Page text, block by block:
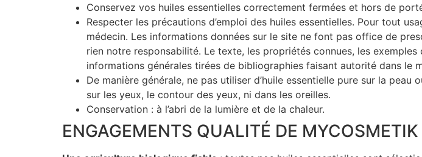
Conservez vos huiles essentielles correctement fermées et hors de
Respecter les précautions d’emploi des huiles essentielles. Pour tout
médecin. Les informations données sur le site ne font pas office de
rien notre responsabilité. Le texte, les propriétés connues, les
informations générales tirées de bibliographies faisant autorité dans le
De manière générale, ne pas utiliser d’huile essentielle pure sur la
sur les yeux, le contour des yeux, ni dans les oreilles.
Conservation : à l’abri de la lumière et de la chaleur.
ENGAGEMENTS QUALITÉ DE MYCOSMETIK